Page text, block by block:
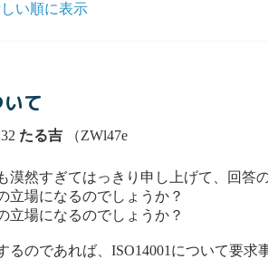
い順に表示
て
たる吉 （ZWl47e
漠然すぎてはっきり申し上げて、回答
場になるのでしょうか？
場になるのでしょうか？
のであれば、ISO14001について要求